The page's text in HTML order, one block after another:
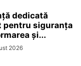
dedicată
pentru siguranța
și...
2026